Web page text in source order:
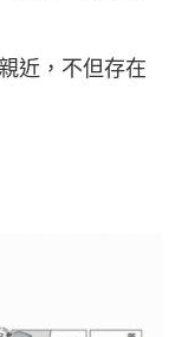
近，不但存在